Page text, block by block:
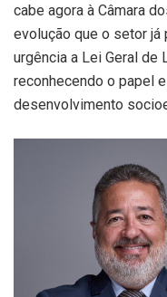
cabe agora à Câmara
evolução que o setor já
urgência a Lei Geral de
reconhecendo o papel
desenvolvimento